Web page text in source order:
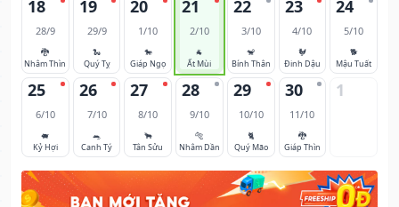
18
28/9
🐉
Nhâm Thìn
19
29/9
🐍
Quý Tỵ
20
1/10
🐎
Giáp Ngọ
21
2/10
🐐
Ất Mùi
22
3/10
🐒
Bính Thân
23
4/10
🐓
Đinh Dậu
24
5/10
🐕
Mậu Tuất
25
6/10
🐖
Kỷ Hợi
26
7/10
🐀
Canh Tý
27
8/10
🐂
Tân Sửu
28
9/10
🐅
Nhâm Dần
29
10/10
🐈
Quý Mão
30
11/10
🐉
Giáp Thìn
1